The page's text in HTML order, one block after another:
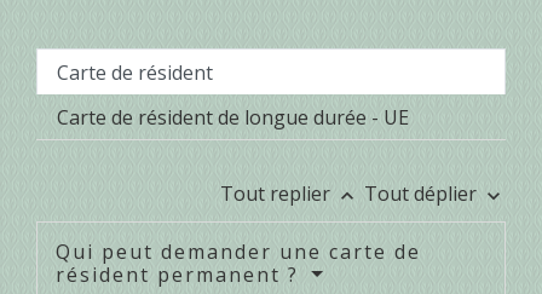
Carte de résident
Carte de résident de longue durée - UE
Tout replier keyboard_arrow_up Tout déplier keyboard_arrow_down
Qui peut demander une carte de
résident permanent ?